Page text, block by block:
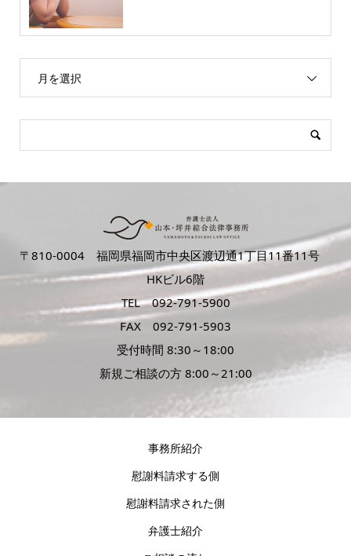
月を選択
〒810‐0004 福岡県福岡市中央区渡辺通1丁目11番11号
HKビル6階
TEL 092-791-5900
FAX 092-791-5903
受付時間 8:30～18:00
新規ご相談の方 8:00～21:00
事務所紹介
慰謝料請求する側
慰謝料請求された側
弁護士紹介